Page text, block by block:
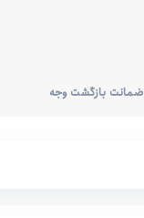
ضمانت بازگشت وجه